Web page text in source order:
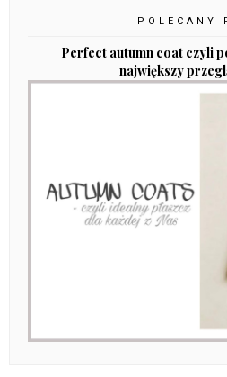
POLECANY
Perfect autumn coat czyli
największy